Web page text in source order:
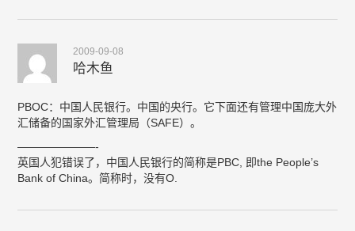
2009-09-08
哈木鱼
PBOC：中国人民银行。中国的央行。它下面还有管理中国庞大外
汇储备的国家外汇管理局（SAFE）。
———————-
英国人犯错误了，中国人民银行的简称是PBC, 即the People’s
Bank of China。简称时，没有O.